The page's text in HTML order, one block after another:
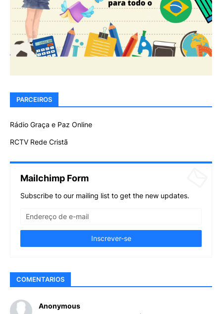
PARCEIROS
Rádio Graça e Paz Online
RCTV Rede Cristã
Mailchimp Form
Subscribe to our mailing list to get the new updates.
COMENTARIOS
Anonymous